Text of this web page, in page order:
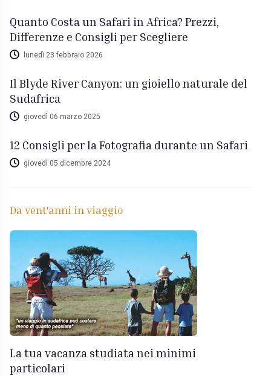
Quanto Costa un Safari in Africa? Prezzi,
Differenze e Consigli per Scegliere
lunedì 23 febbraio 2026
Il Blyde River Canyon: un gioiello naturale del
Sudafrica
giovedì 06 marzo 2025
12 Consigli per la Fotografia durante un Safari
giovedì 05 dicembre 2024
Da vent'anni in viaggio
La tua vacanza studiata nei minimi
particolari